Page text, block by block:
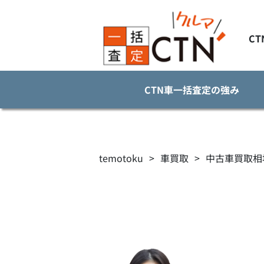
CTN車一括査定の強み
temotoku > 車買取 > 中古車買取